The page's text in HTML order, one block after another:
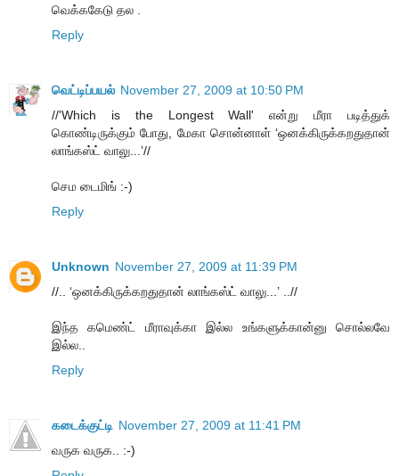
வெக்ககேடு தல .
Reply
வெட்டிப்பயல் November 27, 2009 at 10:50 PM
//'Which is the Longest Wall' என்று மீரா படித்துக்
கொண்டிருக்கும் போது, மேகா சொன்னாள் ‘ஒனக்கிருக்கறதுதான்
லாங்கஸ்ட் வாலு...’//
செம டைமிங் :-)
Reply
Unknown November 27, 2009 at 11:39 PM
//.. ‘ஒனக்கிருக்கறதுதான் லாங்கஸ்ட் வாலு...’ ..//
இந்த கமெண்ட் மீராவுக்கா இல்ல உங்களுக்கான்னு சொல்லவே
இல்ல..
Reply
கடைக்குட்டி November 27, 2009 at 11:41 PM
வருக வருக.. :-)